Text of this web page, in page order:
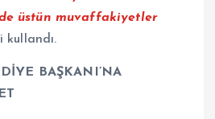
üstün muvaffakiyetler
BAŞKANI’NA